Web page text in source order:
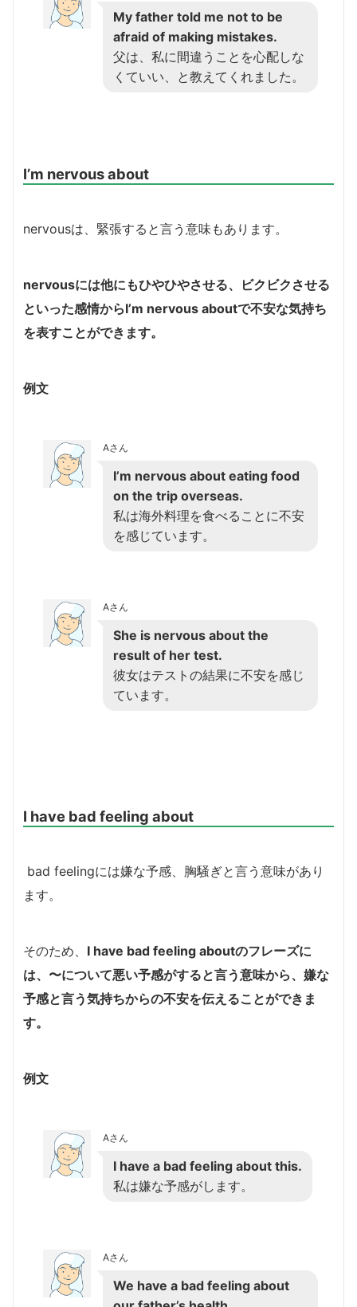
My father told me not to be
afraid of making mistakes.
父は、私に間違うことを心配しな
くていい、と教えてくれました。
I’m nervous about
nervousは、緊張すると言う意味もあります。
nervousには他にもひやひやさせる、ビクビクさせる
といった感情からI’m nervous aboutで不安な気持ち
を表すことができます。
例文
Aさん
I’m nervous about eating food
on the trip overseas.
私は海外料理を食べることに不安
を感じています。
Aさん
She is nervous about the
result of her test.
彼女はテストの結果に不安を感じ
ています。
I have bad feeling about
bad feelingには嫌な予感、胸騒ぎと言う意味があり
ます。
そのため、 I have bad feeling aboutのフレーズに
は、〜について悪い予感がすると言う意味から、嫌な
予感と言う気持ちからの不安を伝えることができま
す。
例文
Aさん
I have a bad feeling about this.
私は嫌な予感がします。
Aさん
We have a bad feeling about